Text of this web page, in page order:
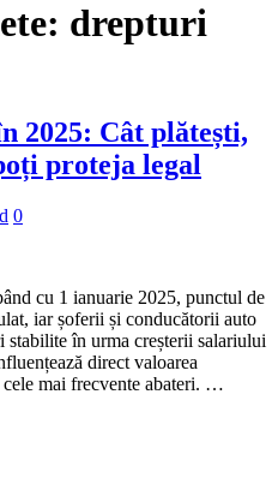
drepturi
2025: Cât plătești,
proteja legal
0
cu 1 ianuarie 2025, punctul de
iar șoferii și conducătorii auto
în urma creșterii salariului
direct valoarea
mai frecvente abateri. …